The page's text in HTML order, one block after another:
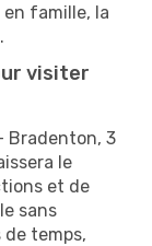
en famille, la
visiter
Bradenton, 3
le
et de
sans
temps,